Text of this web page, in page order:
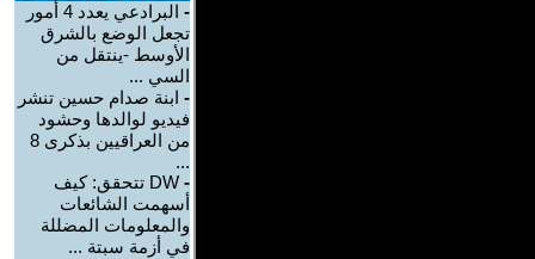
-
البرادعي يعدد 4 أمور
تجعل الوضع بالشرق
الأوسط -ينتقل من
السي ...
- ابنة صدام حسين تنشر
فيديو لوالدها وحشود
من العراقيين بذكرى 8
...
-
DW تتحقق: كيف
أسهمت الشائعات
والمعلومات المضللة
في أزمة سبتة ...